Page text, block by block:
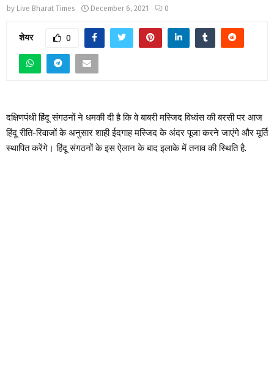
by Live Bharat Times December 6, 2021 0
शेयर 0
दक्षिणपंथी हिंदू संगठनों ने धमकी दी है कि वे बाबरी मस्जिद विध्वंस की बरसी पर आज
हिंदू रीति-रिवाजों के अनुसार शाही ईदगाह मस्जिद के अंदर पूजा करने जाएंगे और मूर्ति
स्थापित करेंगे। हिंदू संगठनों के इस ऐलान के बाद इलाके में तनाव की स्थिति है.